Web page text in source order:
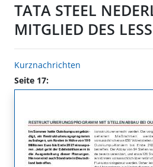
TATA STEEL
MITGLIED DES LESS
Kurznachrichten
Seite 17: